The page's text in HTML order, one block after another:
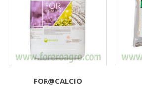
FOR@CALCIO